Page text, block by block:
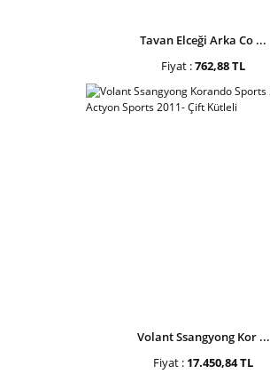
Tavan Elceği Arka Co ...
Fiyat :762,88 TL
Volant Ssangyong Kor ...
Fiyat : 17.450,84 TL